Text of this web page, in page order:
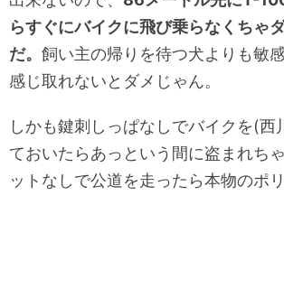
らすぐにバイクに飛び乗らなくちゃ
だ。 飼い主の帰りを待つ犬よりも敏
感じ取れないとダメじゃん。
しかも鍵刺しっぱなしでバイクを(西
ておいたらあっという間に盗まれち
ットなしで公道を走ったら本物のポ